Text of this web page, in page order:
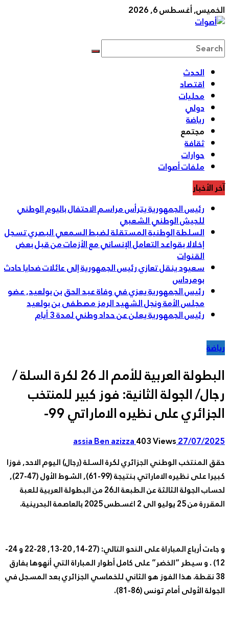
أغسطس 6, 2026
الحدث
اقتصاد
محليات
دولي
رياضة
مجتمع
ثقافة
حوارات
ملفات أصوات
الأخبار
رئيس الجمهورية يترأس مراسم الاحتفال باليوم الوطني
للجيش الوطني الشعبي
السلطة الوطنية المستقلة لضبط السمعي البصري تسجل
إخلالا بقواعد التعامل الإنساني مع الأزمات من قبل بعض
القنوات
سعيود ينقل تعازي رئيس الجمهورية إلى عائلات ضحايا حادث
بومرداس
رئيس الجمهورية يعزي في وفاة عبد الحق بن بولعيد, عضو
مجلس الأمة ونجل الشهيد الرمز مصطفى بن بولعيد
رئيس الجمهورية يعلن عن حداد وطني لمدة 3 أيام
البطولة العربية للأمم الـ 26 لكرة السلة /
الجولة الثانية: فوز كبير للمنتخب
على نظيره الاماراتي 99-
assia Ben azizza403 Views27/07/
المنتخب الوطني الجزائري لكرة السلة (رجال) اليوم الاحد, فوزا
كبيرا على نظيره الاماراتي بنتيجة (99-61), الشوط الأول (47-27),
لحساب الجولة الثالثة عن الطبعة الـ26 من البطولة العربية للعبة
الى 2 اغسطس 2025 بالعاصمة البحرينية.
و جاءت أرباع المباراة على النحو التالي: (27-14, 20-13, 28-22 و 24-
12) . و سيطر “الخضر” على كامل أطوار المباراة التي أنهوها بفارق
38 نقطة. هذا الفوز هو الثاني للخماسي الجزائري بعد المسجل في
الأولى أمام تونس (86-81).